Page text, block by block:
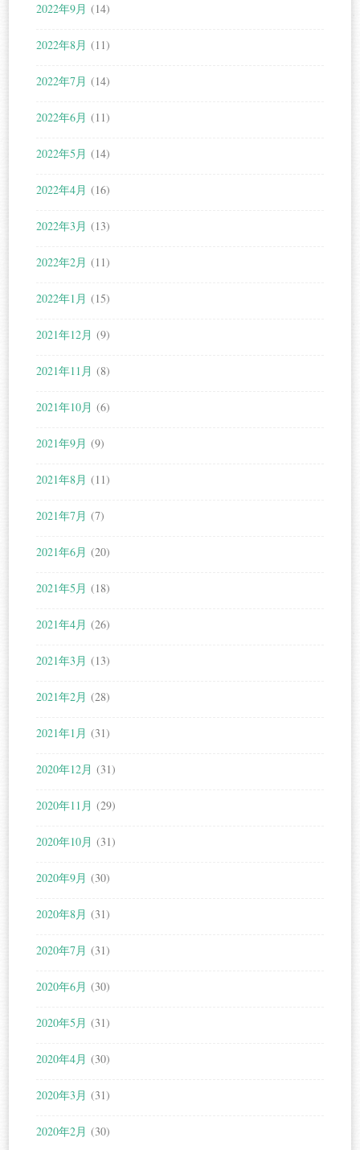
2022年9月 (14)
2022年8月 (11)
2022年7月 (14)
2022年6月 (11)
2022年5月 (14)
2022年4月 (16)
2022年3月 (13)
2022年2月 (11)
2022年1月 (15)
2021年12月 (9)
2021年11月 (8)
2021年10月 (6)
2021年9月 (9)
2021年8月 (11)
2021年7月 (7)
2021年6月 (20)
2021年5月 (18)
2021年4月 (26)
2021年3月 (13)
2021年2月 (28)
2021年1月 (31)
2020年12月 (31)
2020年11月 (29)
2020年10月 (31)
2020年9月 (30)
2020年8月 (31)
2020年7月 (31)
2020年6月 (30)
2020年5月 (31)
2020年4月 (30)
2020年3月 (31)
2020年2月 (30)